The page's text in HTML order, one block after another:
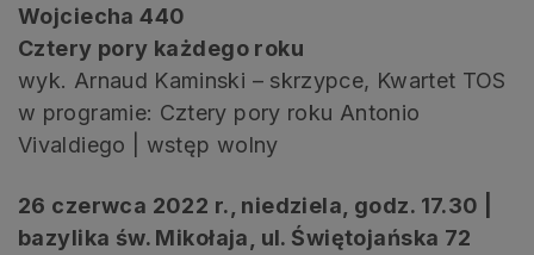
Wojciecha 440
Cztery pory każdego roku
wyk. Arnaud Kaminski – skrzypce, Kwartet TOS
w programie: Cztery pory roku Antonio
Vivaldiego | wstęp wolny
26 czerwca 2022 r., niedziela, godz. 17.30 |
bazylika św. Mikołaja, ul. Świętojańska 72